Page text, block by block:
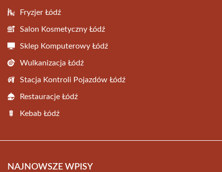
Fryzjer Łódź
Salon Kosmetyczny Łódź
Sklep Komputerowy Łódź
Wulkanizacja Łódź
Stacja Kontroli Pojazdów Łódź
Restauracje Łódź
Kebab Łódź
NAJNOWSZE WPISY